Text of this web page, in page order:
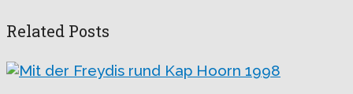
Related Posts